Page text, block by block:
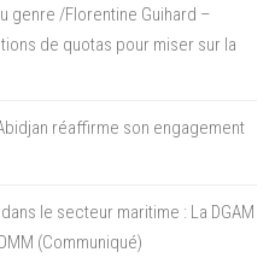
genre /Florentine Guihard –
de quotas pour miser sur la
réaffirme son engagement
le secteur maritime : La DGAM
(Communiqué)